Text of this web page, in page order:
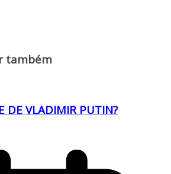
também
DE VLADIMIR PUTIN?